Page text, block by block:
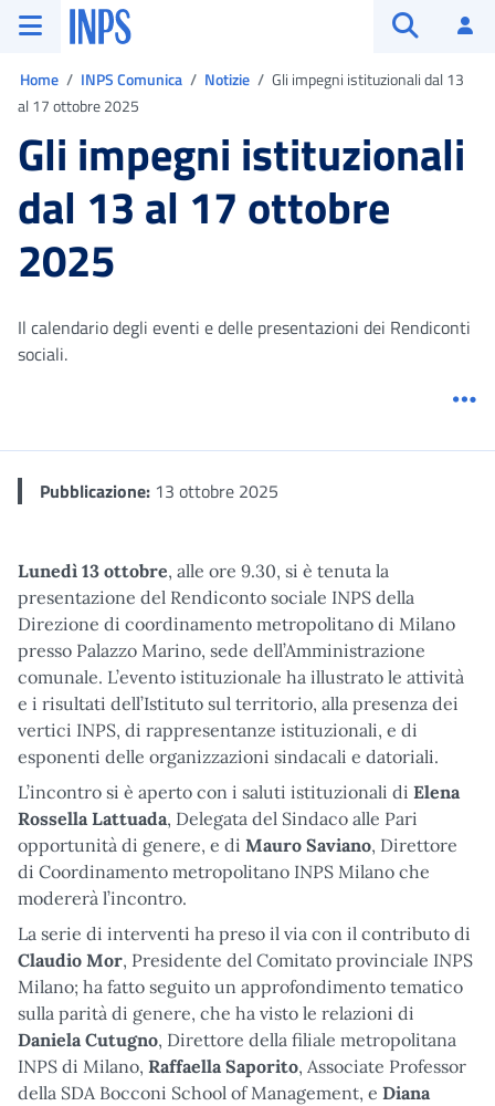
Vai al menu principale
Vai al contenuto principale
Vai al pie' di pagina
INPS ()
Home INPS Comunica Notizie
Gli impegni istituzionali dal 13
al 17 ottobre 2025
Gli impegni istituzionali
dal 13 al 17 ottobre
2025
Il calendario degli eventi e delle presentazioni dei Rendiconti
sociali.
Pubblicazione: 13 ottobre 2025
Lunedì 13 ottobre, alle ore 9.30, si è tenuta la
presentazione del Rendiconto sociale INPS della
Direzione di coordinamento metropolitano di Milano
presso Palazzo Marino, sede dell’Amministrazione
comunale. L’evento istituzionale ha illustrato le attività
e i risultati dell’Istituto sul territorio, alla presenza dei
vertici INPS, di rappresentanze istituzionali, e di
esponenti delle organizzazioni sindacali e datoriali.
L’incontro si è aperto con i saluti istituzionali di Elena
Rossella Lattuada, Delegata del Sindaco alle Pari
opportunità di genere, e di Mauro Saviano, Direttore
di Coordinamento metropolitano INPS Milano che
modererà l’incontro.
La serie di interventi ha preso il via con il contributo di
Claudio Mor, Presidente del Comitato provinciale INPS
Milano; ha fatto seguito un approfondimento tematico
sulla parità di genere, che ha visto le relazioni di
Daniela Cutugno, Direttore della filiale metropolitana
INPS di Milano, Raffaella Saporito, Associate Professor
della SDA Bocconi School of Management, e Diana